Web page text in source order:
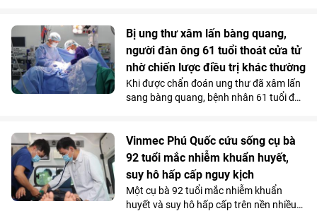
người Anh đã được điều trị thành công
bằng kỹ thuật thay khớp vai đảo ngược
(Reverse Shoulder Arthroplasty) - kỹ
thuật lần đầu tiên được triển khai tại
Bệnh viện Đa khoa Quốc tế Vinmec Hải
Phòng.
Bị ung thư xâm lấn bàng quang,
người đàn ông 61 tuổi thoát cửa tử
nhờ chiến lược điều trị khác thường
Khi được chẩn đoán ung thư đã xâm lấn
sang bàng quang, bệnh nhân 61 tuổi đã
chọn phẫu thuật ngay mà quyết định
điều trị theo một hướng hoàn toàn khác.
Và chính quyết định tưởng chừng trái
ngược ấy lại trở thành bước ngoặt giúp
người bệnh vượt qua “cửa tử”.
Vinmec Phú Quốc cứu sống cụ bà
92 tuổi mắc nhiễm khuẩn huyết,
suy hô hấp cấp nguy kịch
Một cụ bà 92 tuổi mắc nhiễm khuẩn
huyết và suy hô hấp cấp trên nền nhiều